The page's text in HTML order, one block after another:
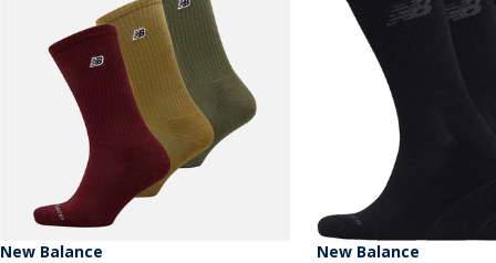
New Balance
New Balance